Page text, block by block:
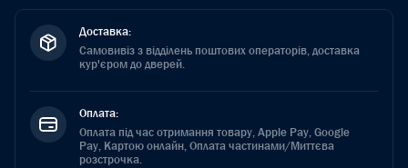
Доставка:
Самовивіз з відділень поштових операторів, доставка
кур'єром до дверей.
Оплата:
Оплата під час отримання товару, Apple Pay, Google
Pay, Картою онлайн, Оплата частинами/Миттєва
розстрочка.